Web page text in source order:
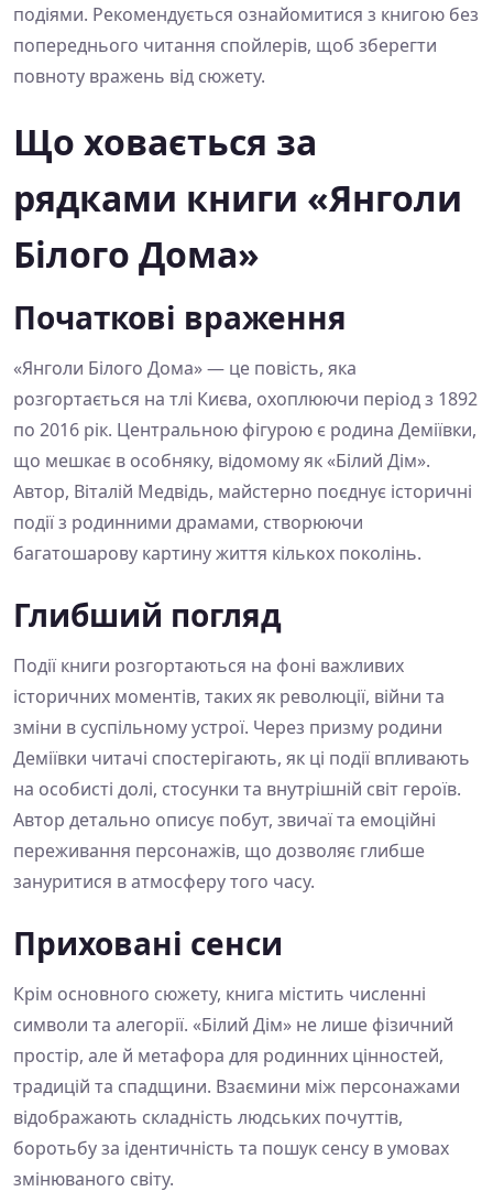
подіями. Рекомендується ознайомитися з книгою без
попереднього читання спойлерів, щоб зберегти
повноту вражень від сюжету.
Що ховається за
рядками книги «Янголи
Білого Дома»
Початкові враження
«Янголи Білого Дома» — це повість, яка
розгортається на тлі Києва, охоплюючи період з 1892
по 2016 рік. Центральною фігурою є родина Деміївки,
що мешкає в особняку, відомому як «Білий Дім».
Автор, Віталій Медвідь, майстерно поєднує історичні
події з родинними драмами, створюючи
багатошарову картину життя кількох поколінь.
Глибший погляд
Події книги розгортаються на фоні важливих
історичних моментів, таких як революції, війни та
зміни в суспільному устрої. Через призму родини
Деміївки читачі спостерігають, як ці події впливають
на особисті долі, стосунки та внутрішній світ героїв.
Автор детально описує побут, звичаї та емоційні
переживання персонажів, що дозволяє глибше
зануритися в атмосферу того часу.
Приховані сенси
Крім основного сюжету, книга містить численні
символи та алегорії. «Білий Дім» не лише фізичний
простір, але й метафора для родинних цінностей,
традицій та спадщини. Взаємини між персонажами
відображають складність людських почуттів,
боротьбу за ідентичність та пошук сенсу в умовах
змінюваного світу.